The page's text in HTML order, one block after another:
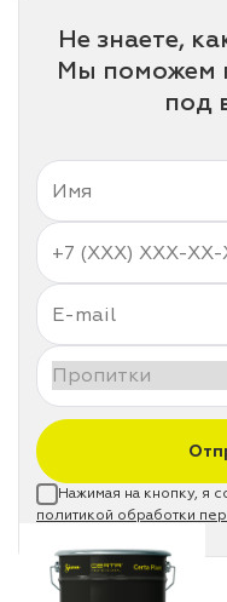
Не знаете,
Мы поможем
под
Нажимая на кнопку, я
политикой обработки